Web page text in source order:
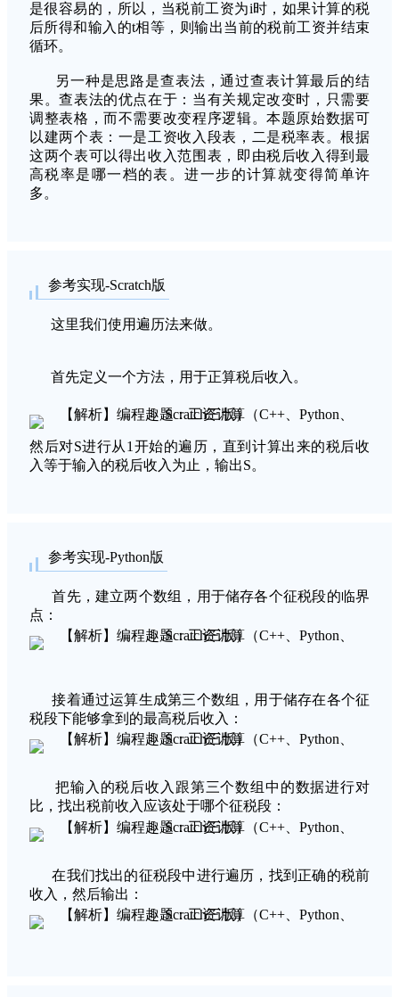
是很容易的，所以，当税前工资为i时，如果计算的税
后所得和输入的t相等，则输出当前的税前工资并结束
循环。
另一种是思路是查表法，通过查表计算最后的结
果。查表法的优点在于：当有关规定改变时，只需要
调整表格，而不需要改变程序逻辑。本题原始数据可
以建两个表：一是工资收入段表，二是税率表。根据
这两个表可以得出收入范围表，即由税后收入得到最
高税率是哪一档的表。进一步的计算就变得简单许
多。
参考实现-Scratch版
这里我们使用遍历法来做。
首先定义一个方法，用于正算税后收入。
然后对S进行从1开始的遍历，直到计算出来的税后收
入等于输入的税后收入为止，输出S。
参考实现-Python版
首先，建立两个数组，用于储存各个征税段的临界
点：
接着通过运算生成第三个数组，用于储存在各个征
税段下能够拿到的最高税后收入：
把输入的税后收入跟第三个数组中的数据进行对
比，找出税前收入应该处于哪个征税段：
在我们找出的征税段中进行遍历，找到正确的税前
收入，然后输出：